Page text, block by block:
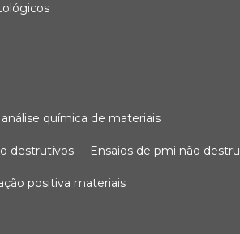
análise química de materiais
destrutivos ensaios de pmi não
positiva materiais